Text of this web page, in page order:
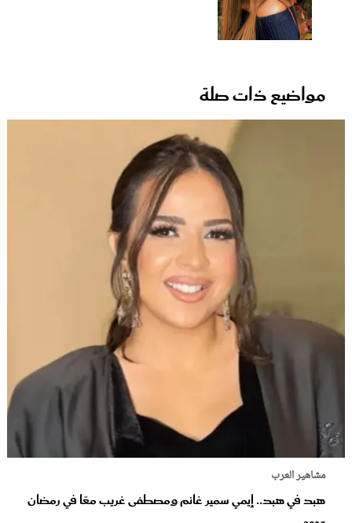
مواضيع ذات صلة
مشاهير العرب
هبد في هبد.. إيمي سمير غانم ومصطفى غريب معًا في رمضان